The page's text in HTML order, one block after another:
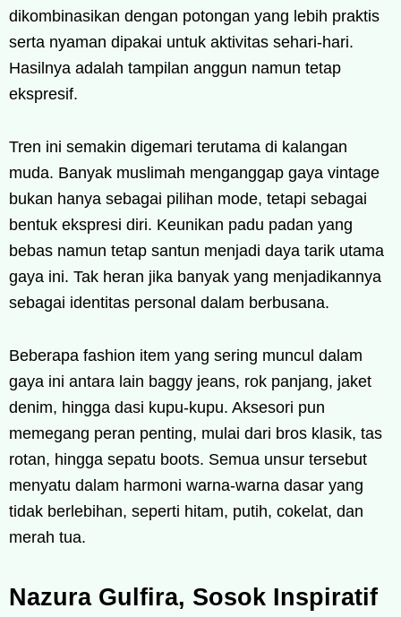
dikombinasikan dengan potongan yang lebih praktis
serta nyaman dipakai untuk aktivitas sehari-hari.
Hasilnya adalah tampilan anggun namun tetap
ekspresif.
Tren ini semakin digemari terutama di kalangan
muda. Banyak muslimah menganggap gaya vintage
bukan hanya sebagai pilihan mode, tetapi sebagai
bentuk ekspresi diri. Keunikan padu padan yang
bebas namun tetap santun menjadi daya tarik utama
gaya ini. Tak heran jika banyak yang menjadikannya
sebagai identitas personal dalam berbusana.
Beberapa fashion item yang sering muncul dalam
gaya ini antara lain baggy jeans, rok panjang, jaket
denim, hingga dasi kupu-kupu. Aksesori pun
memegang peran penting, mulai dari bros klasik, tas
rotan, hingga sepatu boots. Semua unsur tersebut
menyatu dalam harmoni warna-warna dasar yang
tidak berlebihan, seperti hitam, putih, cokelat, dan
merah tua.
Nazura Gulfira, Sosok Inspiratif